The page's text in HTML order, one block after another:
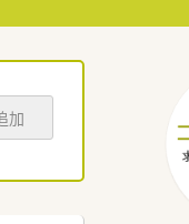
加